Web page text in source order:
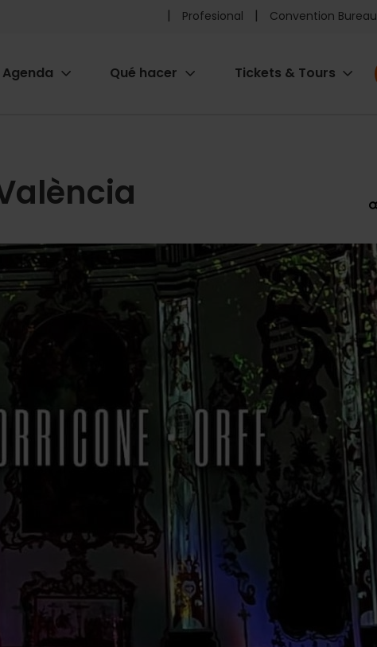
Pre
header
Profesional Convention Bureau
Agenda Qué hacer Tickets & Tours